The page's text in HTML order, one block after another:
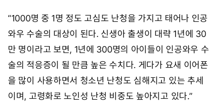
“1000명 중 1명 정도 고심도 난청을 가지고 태어나 인공
와우 수술의 대상이 된다. 신생아 출생이 대략 1년에 30
만 명이라고 보면, 1년에 300명의 아이들이 인공와우 수
술의 적응증이 될 만큼 높은 수치다. 게다가 요새 이어폰
을 많이 사용하면서 청소년 난청도 심해지고 있는 추세
이며, 고령화로 노인성 난청 비중도 높아지고 있다.”